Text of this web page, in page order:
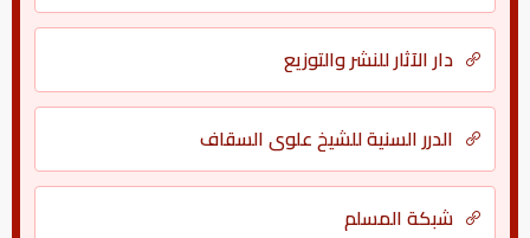
دار الآثار للنشر والتوزيع
الدرر السنية للشيخ علوي السقاف
شبكة المسلم